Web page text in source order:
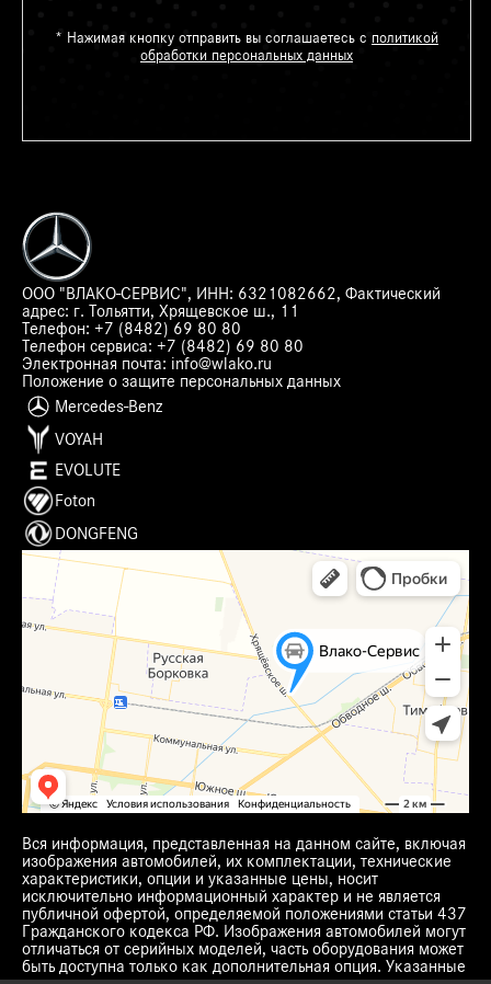
* Нажимая кнопку отправить вы соглашаетесь с политикой
обработки персональных данных
ООО "ВЛАКО-СЕРВИС", ИНН: 6321082662, Фактический
адрес: г. Тольятти, Хрящевское ш., 11
Телефон: +7 (8482) 69 80 80
Телефон сервиса: +7 (8482) 69 80 80
Электронная почта: info@wlako.ru
Положение о защите персональных данных
Mercedes-Benz
VOYAH
EVOLUTE
Foton
DONGFENG
Вся информация, представленная на данном сайте, включая
изображения автомобилей, их комплектации, технические
характеристики, опции и указанные цены, носит
исключительно информационный характер и не является
публичной офертой, определяемой положениями статьи 437
Гражданского кодекса РФ. Изображения автомобилей могут
отличаться от серийных моделей, часть оборудования может
быть доступна только как дополнительная опция. Указанные